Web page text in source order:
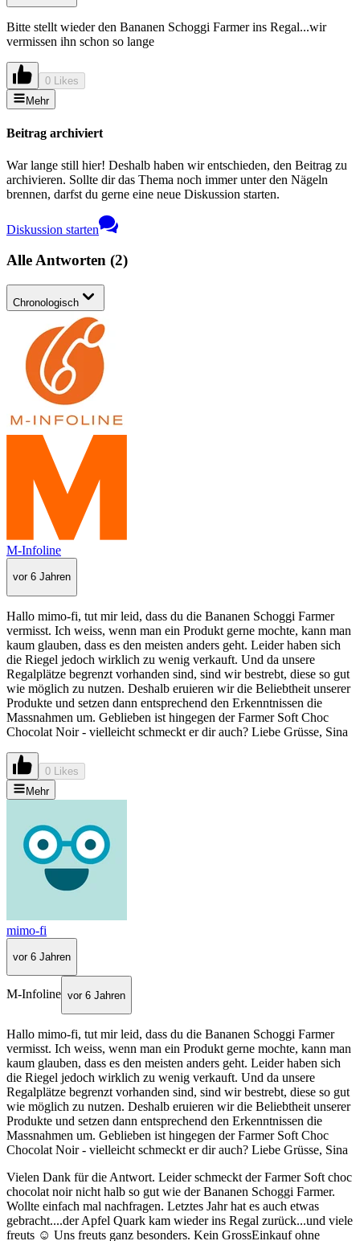
Bitte stellt wieder den Bananen Schoggi Farmer ins Regal...wir
vermissen ihn schon so lange
0 Likes
Mehr
Beitrag archiviert
War lange still hier! Deshalb haben wir entschieden, den Beitrag zu
archivieren. Sollte dir das Thema noch immer unter den Nägeln
brennen, darfst du gerne eine neue Diskussion starten.
Diskussion starten
Alle Antworten (2)
Chronologisch
M-Infoline
vor 6 Jahren
Hallo mimo-fi, tut mir leid, dass du die Bananen Schoggi Farmer
vermisst. Ich weiss, wenn man ein Produkt gerne mochte, kann man
kaum glauben, dass es den meisten anders geht. Leider haben sich
die Riegel jedoch wirklich zu wenig verkauft. Und da unsere
Regalplätze begrenzt vorhanden sind, sind wir bestrebt, diese so gut
wie möglich zu nutzen. Deshalb eruieren wir die Beliebtheit unserer
Produkte und setzen dann entsprechend den Erkenntnissen die
Massnahmen um. Geblieben ist hingegen der Farmer Soft Choc
Chocolat Noir - vielleicht schmeckt er dir auch? Liebe Grüsse, Sina
0 Likes
Mehr
mimo-fi
vor 6 Jahren
M-Infoline vor 6 Jahren
Hallo mimo-fi, tut mir leid, dass du die Bananen Schoggi Farmer
vermisst. Ich weiss, wenn man ein Produkt gerne mochte, kann man
kaum glauben, dass es den meisten anders geht. Leider haben sich
die Riegel jedoch wirklich zu wenig verkauft. Und da unsere
Regalplätze begrenzt vorhanden sind, sind wir bestrebt, diese so gut
wie möglich zu nutzen. Deshalb eruieren wir die Beliebtheit unserer
Produkte und setzen dann entsprechend den Erkenntnissen die
Massnahmen um. Geblieben ist hingegen der Farmer Soft Choc
Chocolat Noir - vielleicht schmeckt er dir auch? Liebe Grüsse, Sina
Vielen Dank für die Antwort. Leider schmeckt der Farmer Soft choc
chocolat noir nicht halb so gut wie der Bananen Schoggi Farmer.
Wollte einfach mal nachfragen. Letztes Jahr hat es auch etwas
gebracht....der Apfel Quark kam wieder ins Regal zurück...und viele
freuts ☺️ Uns freuts ganz besonders. Kein GrossEinkauf ohne